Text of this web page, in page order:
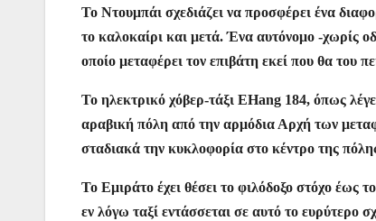
c
e
o
o
itt
er
at
s
p
p
ai
l
er
e
s
s
n
g
e
gr
m
Το Ντουμπάι σχεδιάζει να προσφέρει ένα
το καλοκαίρι και μετά. Ένα αυτόνομο -χωρίς
οποίο μεταφέρει τον επιβάτη εκεί που θα του
Το ηλεκτρικό χόβερ-τάξι EHang 184, όπως
αραβική πόλη από την αρμόδια Αρχή των
σταδιακά την κυκλοφορία στο κέντρο της
Το Εμιράτο έχει θέσει το φιλόδοξο στόχο έως
εν λόγω ταξί εντάσσεται σε αυτό το ευρύτερο